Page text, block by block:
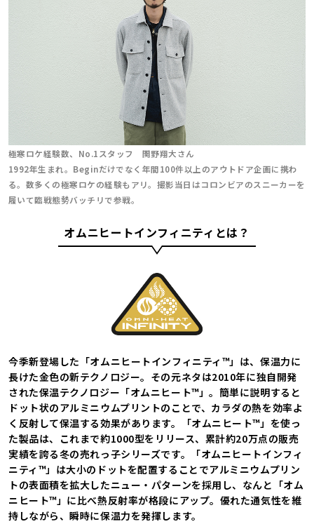
極寒ロケ経験数、No.1スタッフ 関野翔大さん
1992年生まれ。Beginだけでなく年間100件以上のアウトドア企画に携わ
る。数多くの極寒ロケの経験もアリ。撮影当日はコロンビアのスニーカーを
履いて臨戦態勢バッチリで参戦。
オムニヒートインフィニティとは？
今季新登場した「オムニヒートインフィニティ™」は、保温力に
長けた金色の新テクノロジー。その元ネタは2010年に独自開発
された保温テクノロジー「オムニヒート™」。簡単に説明すると
ドット状のアルミニウムプリントのことで、カラダの熱を効率よ
く反射して保温する効果があります。「オムニヒート™」を使っ
た製品は、これまで約1000型をリリース、累計約20万点の販売
実績を誇る冬の売れっ子シリーズです。「オムニヒートインフィ
ニティ™」は大小のドットを配置することでアルミニウムプリン
トの表面積を拡大したニュー・パターンを採用し、なんと「オム
ニヒート™」に比べ熱反射率が格段にアップ。優れた通気性を維
持しながら、瞬時に保温力を発揮します。